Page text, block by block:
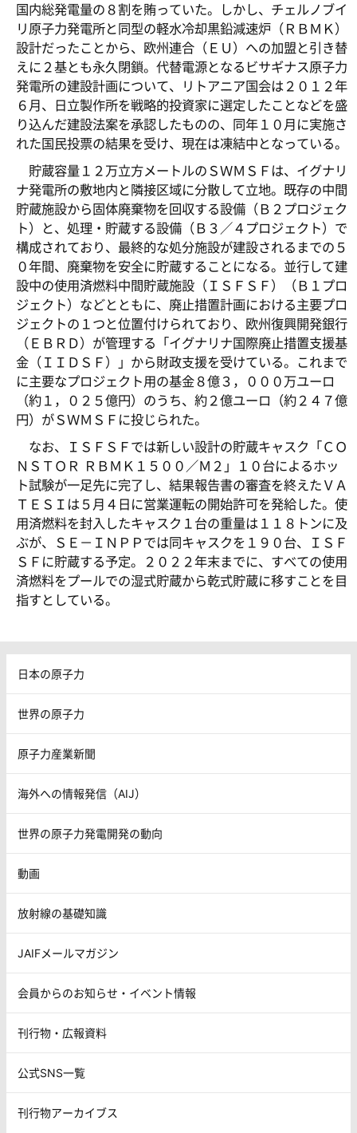
国内総発電量の８割を賄っていた。しかし、チェルノブイ
リ原子力発電所と同型の軽水冷却黒鉛減速炉（ＲＢＭＫ）
設計だったことから、欧州連合（ＥＵ）への加盟と引き替
えに２基とも永久閉鎖。代替電源となるビサギナス原子力
発電所の建設計画について、リトアニア国会は２０１２年
６月、日立製作所を戦略的投資家に選定したことなどを盛
り込んだ建設法案を承認したものの、同年１０月に実施さ
れた国民投票の結果を受け、現在は凍結中となっている。
貯蔵容量１２万立方メートルのＳＷＭＳＦは、イグナリ
ナ発電所の敷地内と隣接区域に分散して立地。既存の中間
貯蔵施設から固体廃棄物を回収する設備（Ｂ２プロジェク
ト）と、処理・貯蔵する設備（Ｂ３／４プロジェクト）で
構成されており、最終的な処分施設が建設されるまでの５
０年間、廃棄物を安全に貯蔵することになる。並行して建
設中の使用済燃料中間貯蔵施設（ＩＳＦＳＦ）（Ｂ１プロ
ジェクト）などとともに、廃止措置計画における主要プロ
ジェクトの１つと位置付けられており、欧州復興開発銀行
（ＥＢＲＤ）が管理する「イグナリナ国際廃止措置支援基
金（ＩＩＤＳＦ）」から財政支援を受けている。これまで
に主要なプロジェクト用の基金８億３，０００万ユーロ
（約１，０２５億円）のうち、約２億ユーロ（約２４７億
円）がＳＷＭＳＦに投じられた。
なお、ＩＳＦＳＦでは新しい設計の貯蔵キャスク「ＣＯ
ＮＳＴＯＲ ＲＢＭＫ１５００／Ｍ２」１０台によるホッ
ト試験が一足先に完了し、結果報告書の審査を終えたＶＡ
ＴＥＳＩは５月４日に営業運転の開始許可を発給した。使
用済燃料を封入したキャスク１台の重量は１１８トンに及
ぶが、ＳＥ－ＩＮＰＰでは同キャスクを１９０台、ＩＳＦ
ＳＦに貯蔵する予定。２０２２年末までに、すべての使用
済燃料をプールでの湿式貯蔵から乾式貯蔵に移すことを目
指すとしている。
日本の原子力
世界の原子力
原子力産業新聞
海外への情報発信（AIJ）
世界の原子力発電開発の動向
動画
放射線の基礎知識
JAIFメールマガジン
会員からのお知らせ・イベント情報
刊行物・広報資料
公式SNS一覧
刊行物アーカイブス